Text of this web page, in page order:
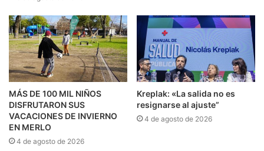
MÁS DE 100 MIL NIÑOS
DISFRUTARON SUS
VACACIONES DE INVIERNO
EN MERLO
4 de agosto de 2026
Kreplak: «La salida no es
resignarse al ajuste”
4 de agosto de 2026